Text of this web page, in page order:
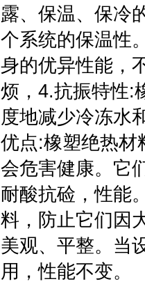
露、保温、保冷
个系统的保温性
身的优异性能，
烦，4.抗振特性:
度地减少冷冻水
优点:橡塑绝热材
会危害健康。它
耐酸抗硷，性能
料，防止它们因
美观、平整。当
用，性能不